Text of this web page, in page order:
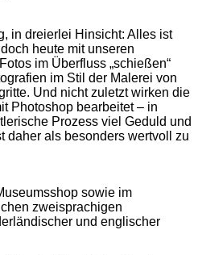
in dreierlei Hinsicht: Alles ist
heute mit unseren
im Überfluss „schießen“
im Stil der Malerei von
Und nicht zuletzt wirken die
Photoshop bearbeitet – in
Prozess viel Geduld und
daher als besonders wertvoll zu
sowie im
zweisprachigen
und englischer